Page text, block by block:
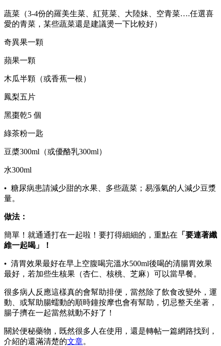
蔬菜（3-4份的羅美生菜、紅莧菜、大陸妹、空青菜….任選喜
愛的青菜，某些蔬菜還是建議燙一下比較好）
奇異果一顆
蘋果一顆
木瓜半顆（或香蕉一根）
鳳梨五片
黑棗乾5 個
綠茶粉一匙
豆槳300ml（或優酪乳300ml）
水300ml
• 糖尿病患請減少甜的水果、多些蔬菜；易漲氣的人減少豆漿
量。
做法：
簡單！就通通打在一起啦！要打得細細的，重點在 「要連著纖
維一起喝」！
• 清胃效果最好在早上空腹喝完溫水500ml後喝的清腸胃效果
最好，若加些生核果（杏仁、核桃、芝麻）可以當早餐。
很多病人反應這樣真的會幫助排便，當然除了飲食改變外，運
動、或幫助腸蠕動的順時鐘按摩也會有幫助，切忌整天坐著，
腸子擠在一起當然就動不好了！
關於便秘藥物，既然很多人在使用，還是轉帖一篇網路找到，
介紹的還滿清楚的文章。